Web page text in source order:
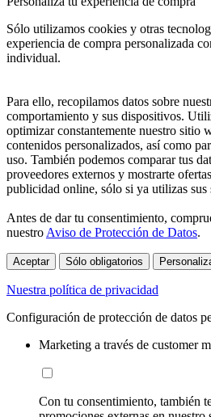
Sólo utilizamos cookies y otras
experiencia de compra personalizada
individual.
Para ello, recopilamos datos sobre
comportamiento y sus dispositivos.
optimizar constantemente nuestro sitio
contenidos personalizados, así como
uso. También podemos comparar tus
proveedores externos y mostrarte
publicidad online, sólo si ya utilizas sus
Antes de dar tu consentimiento,
nuestro Aviso de Protección de Datos.
Aceptar Sólo obligatorios
Nuestra política de privacidad
Configuración de protección de datos
Marketing a través de customer
Con tu consentimiento, también